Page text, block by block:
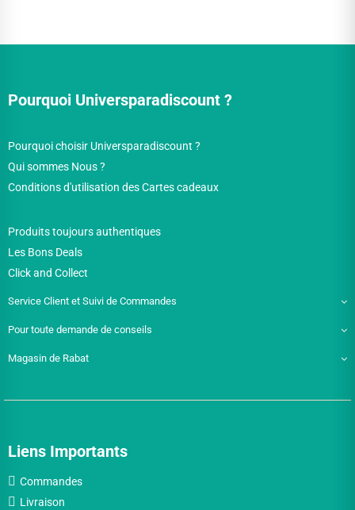
Pourquoi Universparadiscount ?
Pourquoi choisir Universparadiscount ?
Qui sommes Nous ?
Conditions d'utilisation des Cartes cadeaux
Produits toujours authentiques
Les Bons Deals
Click and Collect
Service Client et Suivi de Commandes
Pour toute demande de conseils
Magasin de Rabat
Liens Importants
Commandes
Livraison